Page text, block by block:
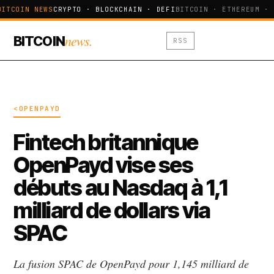
NEWS CRYPTO · BLOCKCHAIN · DEFIBITCOIN · ETHEREUM ·
BITCOINnews. RSS
<OPENPAYD
Fintech britannique
OpenPayd vise ses
débuts au Nasdaq à 1,1
milliard de dollars via
SPAC
La fusion SPAC de OpenPayd pour 1,145 milliard de